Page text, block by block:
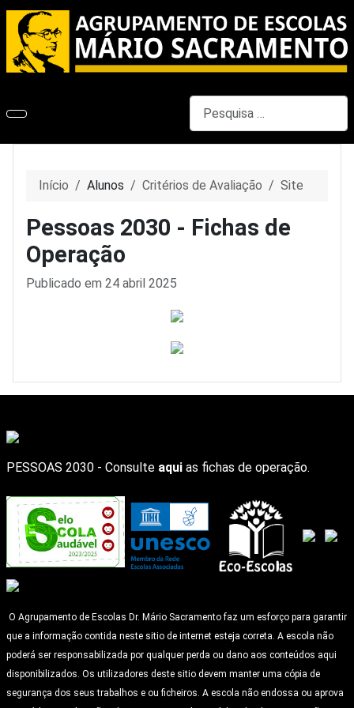
Início Alunos Critérios de Avaliação Site
Pessoas 2030 - Fichas de
Operação
Detalhes
Publicado em 24 abril 2025
PESSOAS 2030 - Consulte aqui as fichas de operação.
O Agrupamento de Escolas Dr. Mário Sacramento faz um esforço para garantir
que a informação contida neste sitio de internet esteja correta. A escola não
poderá ser responsabilizada por qualquer perda ou dano aos conteúdos aqui
disponibilizados. Os utilizadores deste sitio devem manter uma cópia de
segurança dos seus trabalhos e ou ficheiros. A escola não endossa ou aprova